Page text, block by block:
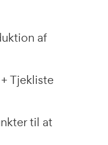
af
Tjekliste
til at